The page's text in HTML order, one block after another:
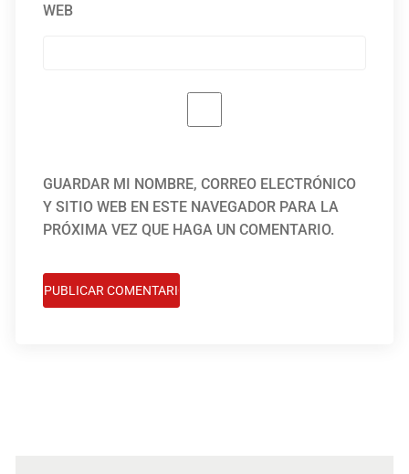
WEB
GUARDAR MI NOMBRE, CORREO ELECTRÓNICO
Y SITIO WEB EN ESTE NAVEGADOR PARA LA
PRÓXIMA VEZ QUE HAGA UN COMENTARIO.